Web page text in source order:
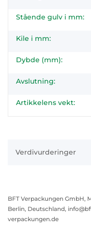
Stående gulv i mm:
Kile i mm:
Dybde (mm):
Avslutning:
Artikkelens vekt:
Verdivurderinger
BFT Verpackungen GmbH,
Berlin, Deutschland,
verpackungen.de